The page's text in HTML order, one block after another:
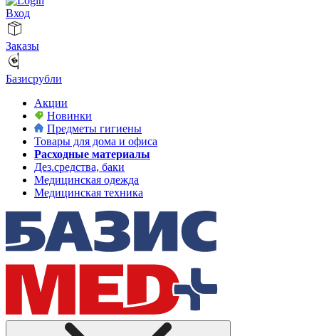
Вход
Заказы
Базисрубли
Акции
Новинки
Предметы гигиены
Товары для дома и офиса
Расходные материалы
Дез.средства, баки
Медицинская одежда
Медицинская техника